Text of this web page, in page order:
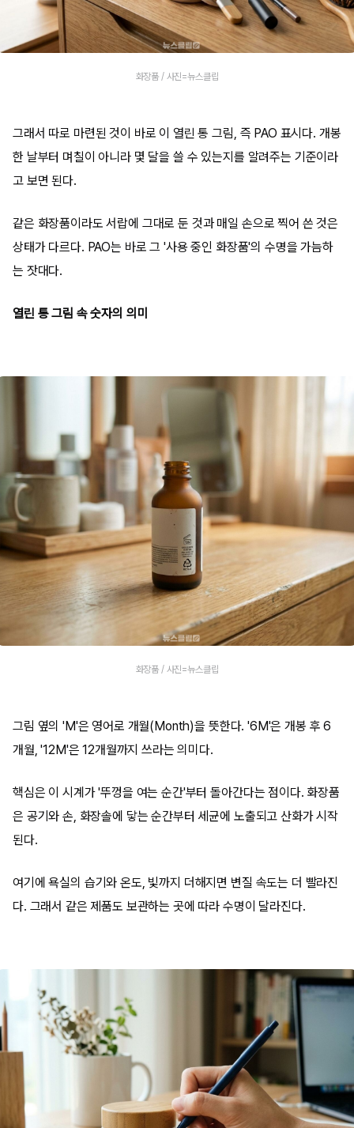
화장품 / 사진=뉴스클립
그래서 따로 마련된 것이 바로 이 열린 통 그림, 즉 PAO 표시다. 개봉
한 날부터 며칠이 아니라 몇 달을 쓸 수 있는지를 알려주는 기준이라
고 보면 된다.
같은 화장품이라도 서랍에 그대로 둔 것과 매일 손으로 찍어 쓴 것은
상태가 다르다. PAO는 바로 그 '사용 중인 화장품'의 수명을 가늠하
는 잣대다.
열린 통 그림 속 숫자의 의미
화장품 / 사진=뉴스클립
그림 옆의 'M'은 영어로 개월(Month)을 뜻한다. '6M'은 개봉 후 6
개월, '12M'은 12개월까지 쓰라는 의미다.
핵심은 이 시계가 '뚜껑을 여는 순간'부터 돌아간다는 점이다. 화장품
은 공기와 손, 화장솔에 닿는 순간부터 세균에 노출되고 산화가 시작
된다.
여기에 욕실의 습기와 온도, 빛까지 더해지면 변질 속도는 더 빨라진
다. 그래서 같은 제품도 보관하는 곳에 따라 수명이 달라진다.